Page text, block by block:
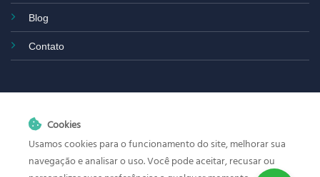
Blog
Contato
Cookies
Usamos cookies para o funcionamento do site, melhorar sua
navegação e analisar o uso. Você pode aceitar, recusar ou